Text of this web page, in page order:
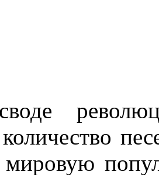
мировую